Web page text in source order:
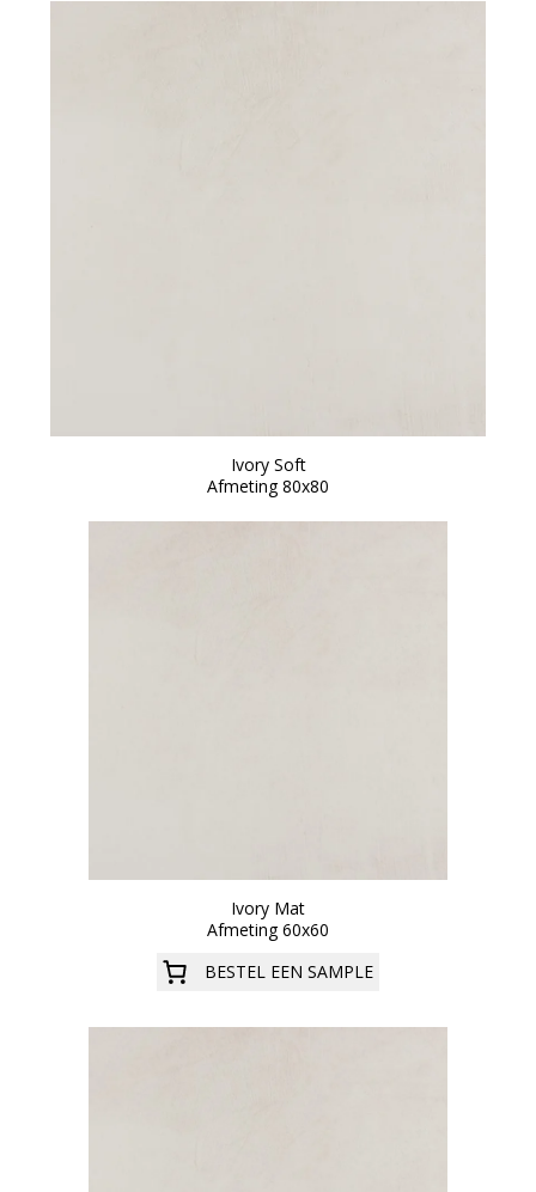
Ivory Soft
Afmeting 80x80
Ivory Mat
Afmeting 60x60
BESTEL EEN SAMPLE